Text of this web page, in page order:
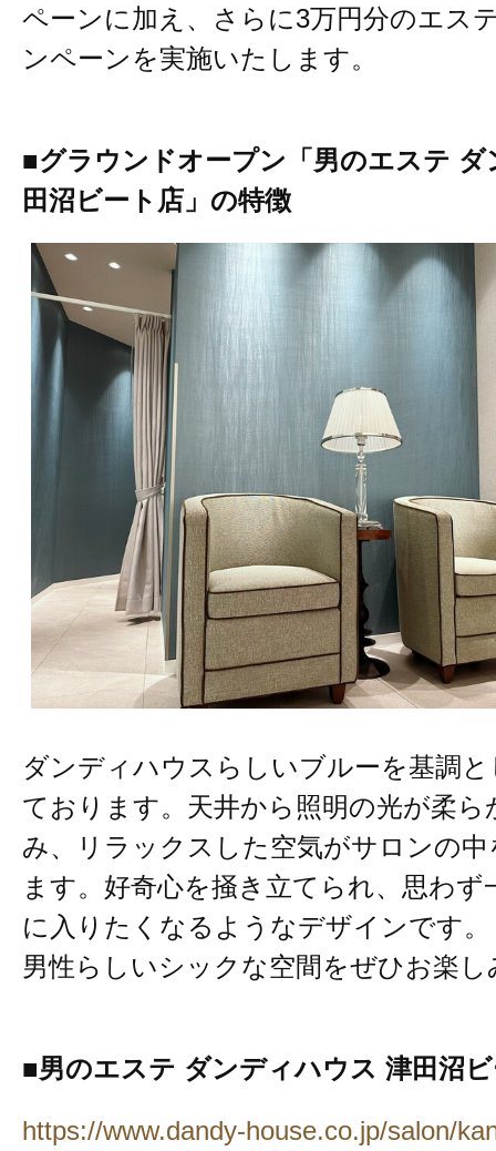
ペーンに加え、さらに3万円分のエス
ンペーンを実施いたします。
■グラウンドオープン「男のエステ
田沼ビート店」の特徴
ダンディハウスらしいブルーを基調
ております。天井から照明の光が柔ら
み、リラックスした空気がサロンの
ます。好奇心を掻き立てられ、思わず
に入りたくなるようなデザインです。
男性らしいシックな空間をぜひお楽
■男のエステ ダンディハウス 津田沼
https://www.dandy-house.co.jp/salon/